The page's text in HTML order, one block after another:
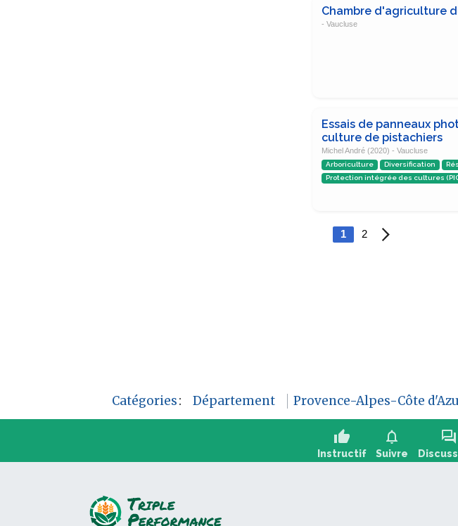
Chambre d'agriculture
- Vaucluse
Essais de panneaux
culture de pistachiers
Michel André (2020) - Vaucluse
Arboriculture Diversification
Protection intégrée des cultures
1 2
Catégories: Département Provence-Alpes-Côte
thumb_up
Instructif
notifications
Suivre
forum